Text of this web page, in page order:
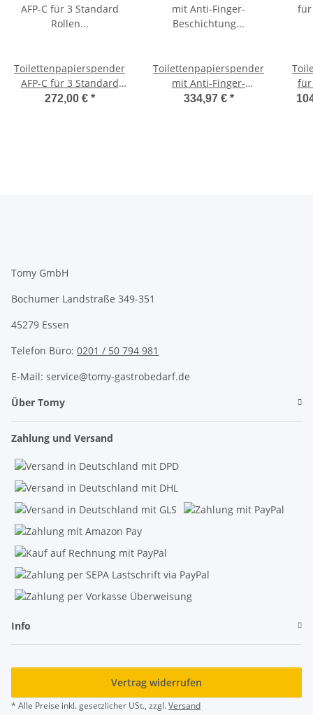
Toilettenpapierspender
AFP-C für 3 Standard
Rollen Edelstahl
272,00 € *
Toilettenpapierspender
mit Anti-Finger-
Beschichtung für 4
334,97 € *
für
Tomy GmbH
Bochumer Landstraße 349-351
45279 Essen
Telefon Büro: 0201 / 50 794 981
E-Mail: service@tomy-gastrobedarf.de
Über Tomy
Zahlung und Versand
Info
Vertrag widerrufen
* Alle Preise inkl. gesetzlicher USt., zzgl.Versand